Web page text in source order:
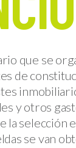
que se
de
y otros
la selección
se van